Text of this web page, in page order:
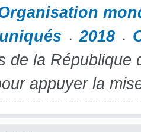
2018
de la République
appuyer la